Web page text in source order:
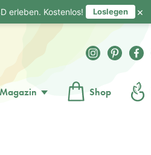
Magazin Shop
erleben. Kostenlos! Loslegen ×